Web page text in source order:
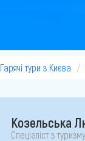
Гарячі тури з Києва
Козельська
Спеціаліст з туризму